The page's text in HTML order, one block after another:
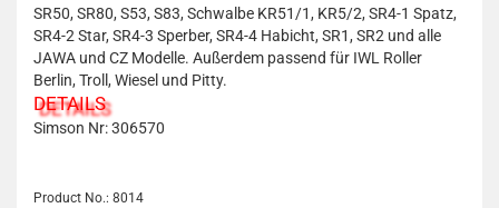
SR50, SR80, S53, S83, Schwalbe KR51/1, KR5/2, SR4-1 Spatz,
SR4-2 Star, SR4-3 Sperber, SR4-4 Habicht, SR1, SR2 und alle
JAWA und CZ Modelle. Außerdem passend für IWL Roller
Berlin, Troll, Wiesel und Pitty.
DETAILS
Simson Nr:306570
Product No.: 8014